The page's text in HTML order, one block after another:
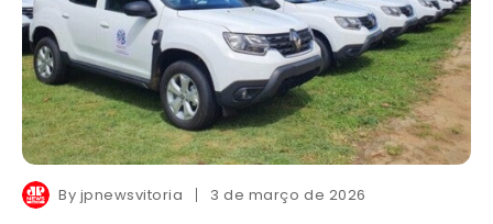
By jpnewsvitoria 3 de março de 2026